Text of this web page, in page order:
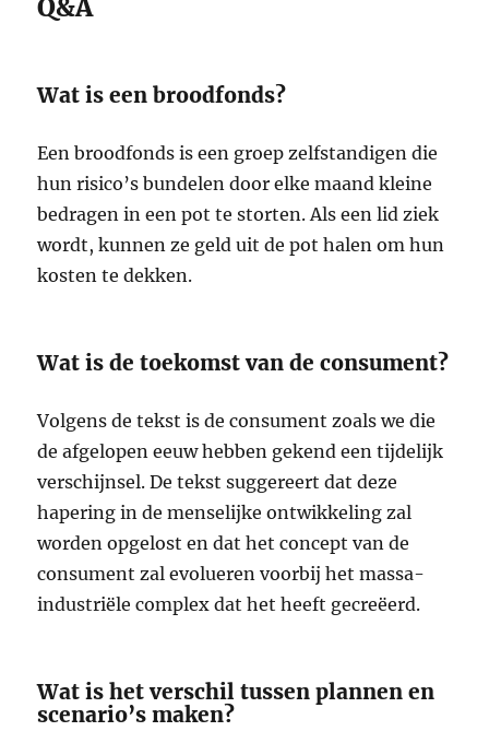
Q&A
Wat is een broodfonds?
Een broodfonds is een groep zelfstandigen die
hun risico’s bundelen door elke maand kleine
bedragen in een pot te storten. Als een lid ziek
wordt, kunnen ze geld uit de pot halen om hun
kosten te dekken.
Wat is de toekomst van de consument?
Volgens de tekst is de consument zoals we die
de afgelopen eeuw hebben gekend een tijdelijk
verschijnsel. De tekst suggereert dat deze
hapering in de menselijke ontwikkeling zal
worden opgelost en dat het concept van de
consument zal evolueren voorbij het massa-
industriële complex dat het heeft gecreëerd.
Wat is het verschil tussen plannen en
scenario’s maken?